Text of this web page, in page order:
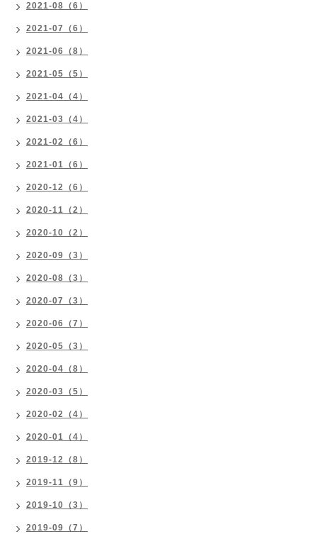
2021-08（6）
2021-07（6）
2021-06（8）
2021-05（5）
2021-04（4）
2021-03（4）
2021-02（6）
2021-01（6）
2020-12（6）
2020-11（2）
2020-10（2）
2020-09（3）
2020-08（3）
2020-07（3）
2020-06（7）
2020-05（3）
2020-04（8）
2020-03（5）
2020-02（4）
2020-01（4）
2019-12（8）
2019-11（9）
2019-10（3）
2019-09（7）